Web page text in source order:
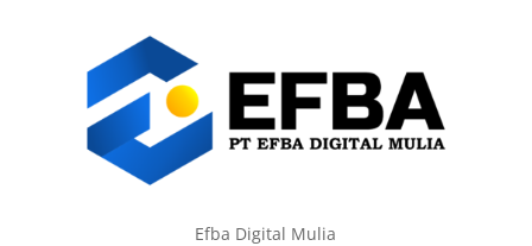
Efba Digital Mulia